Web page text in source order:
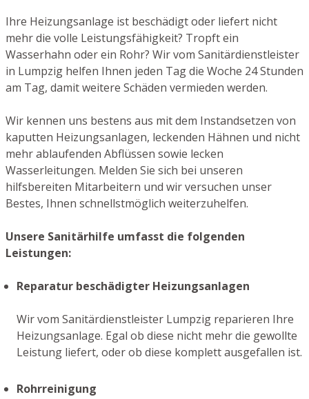
Ihre Heizungsanlage ist beschädigt oder liefert nicht
mehr die volle Leistungsfähigkeit? Tropft ein
Wasserhahn oder ein Rohr? Wir vom Sanitärdienstleister
in Lumpzig helfen Ihnen jeden Tag die Woche 24 Stunden
am Tag, damit weitere Schäden vermieden werden.
Wir kennen uns bestens aus mit dem Instandsetzen von
kaputten Heizungsanlagen, leckenden Hähnen und nicht
mehr ablaufenden Abflüssen sowie lecken
Wasserleitungen. Melden Sie sich bei unseren
hilfsbereiten Mitarbeitern und wir versuchen unser
Bestes, Ihnen schnellstmöglich weiterzuhelfen.
Unsere Sanitärhilfe umfasst die folgenden
Leistungen:
Reparatur beschädigter Heizungsanlagen
Wir vom Sanitärdienstleister Lumpzig reparieren Ihre
Heizungsanlage. Egal ob diese nicht mehr die gewollte
Leistung liefert, oder ob diese komplett ausgefallen ist.
Rohrreinigung